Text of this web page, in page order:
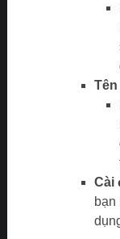
Cài
bạn